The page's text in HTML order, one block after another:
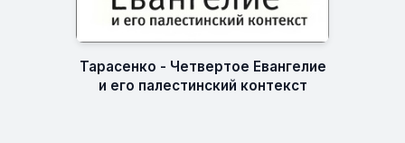
Тарасенко - Четвертое Евангелие
и его палестинский контекст